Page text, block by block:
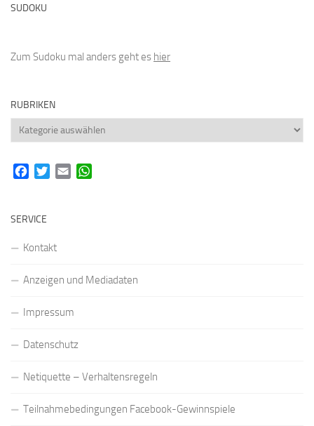
SUDOKU
Zum Sudoku mal anders geht es hier
RUBRIKEN
Rubriken
FacebookTwitterEmail
SERVICE
Kontakt
Anzeigen und Mediadaten
Impressum
Datenschutz
Netiquette – Verhaltensregeln
Teilnahmebedingungen Facebook-Gewinnspiele